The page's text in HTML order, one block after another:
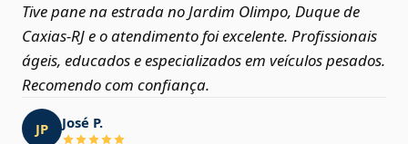
Tive pane na estrada no Jardim Olimpo, Duque de
Caxias‑RJ e o atendimento foi excelente. Profissionais
ágeis, educados e especializados em veículos pesados.
Recomendo com confiança.
JP José P.